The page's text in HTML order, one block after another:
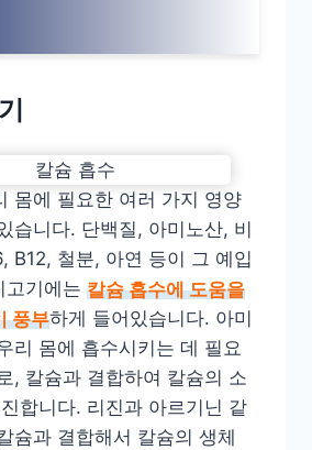
몸에 필요한 여러 가지 영양
습니다. 단백질, 아미노산, 비
B12, 철분, 아연 등이 그 예입
고기에는 칼슘 흡수에 도움을
풍부하게 들어있습니다. 아미
리 몸에 흡수시키는 데 필요
, 칼슘과 결합하여 칼슘의 소
합니다. 리진과 아르기닌 같
슘과 결합해서 칼슘의 생체